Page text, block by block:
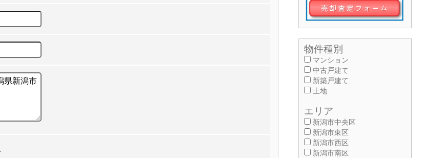
物件種別
マンション
中古戸建て
新築戸建て
土地
エリア
新潟市中央区
新潟市東区
新潟市西区
新潟市南区